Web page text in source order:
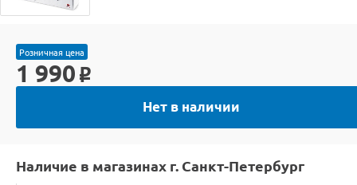
Розничная цена
1 990 o
Нет в наличии
Наличие в магазинах г. Санкт-Петербург